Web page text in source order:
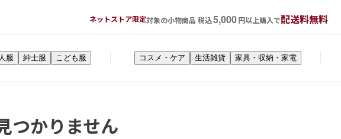
ネットストア限定対象の小物商品 税込5,000円以上購入で配送料無料
服 紳士服 こども服 コスメ・ケア 生活雑貨 家具・収納・家電
つかりません